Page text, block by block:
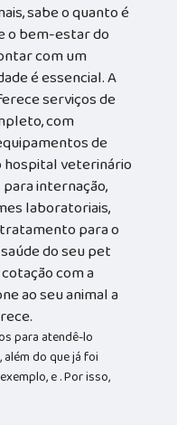
sabe o quanto é
o bem-estar do
com um
é essencial. A
serviços de
com
de
hospital veterinário
internação,
laboratoriais,
para o
do seu pet
com a
ao seu animal a
para atendê-lo
do que já foi
e . Por isso,